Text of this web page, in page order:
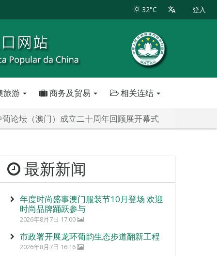
32°C 登入
旅游 商务及贸易 相关连结
论坛（澳门）成立二十周年回顾展开幕式
最新新闻
年度时尚盛事澳门服装节10月登场 欢迎
时尚品牌踊跃参与
2026年8月7日 17:00
市政署开展龙环葡韵生态步道翻新工程
2026年8月7日 16:16